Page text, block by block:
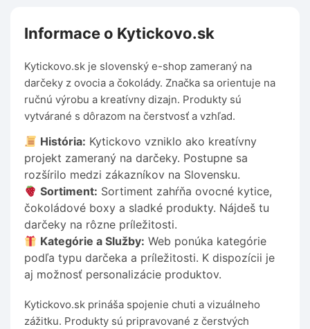
Informace o Kytickovo.sk
Kytickovo.sk je slovenský e-shop zameraný na
darčeky z ovocia a čokolády. Značka sa orientuje na
ručnú výrobu a kreatívny dizajn. Produkty sú
vytvárané s dôrazom na čerstvosť a vzhľad.
História: Kytickovo vzniklo ako kreatívny
projekt zameraný na darčeky. Postupne sa
rozšírilo medzi zákazníkov na Slovensku.
Sortiment: Sortiment zahŕňa ovocné kytice,
čokoládové boxy a sladké produkty. Nájdeš tu
darčeky na rôzne príležitosti.
Kategórie a Služby: Web ponúka kategórie
podľa typu darčeka a príležitosti. K dispozícii je
aj možnosť personalizácie produktov.
Kytickovo.sk prináša spojenie chuti a vizuálneho
zážitku. Produkty sú pripravované z čerstvých